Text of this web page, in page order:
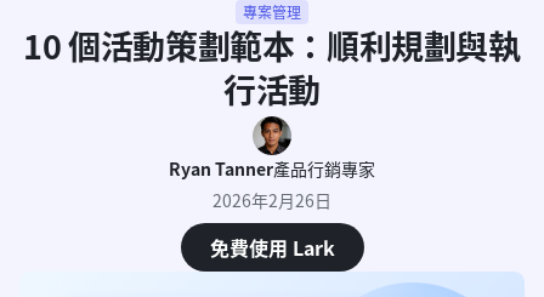
專案管理
10 個活動策劃範本：順利規劃與執
行活動
Ryan Tanner產品行銷專家
2026年2月26日
免費使用 Lark